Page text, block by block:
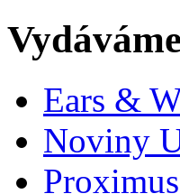
Vydáváme
Ears &
Noviny
Proximus